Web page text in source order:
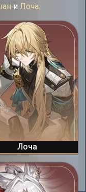
и Лоча
Лоча